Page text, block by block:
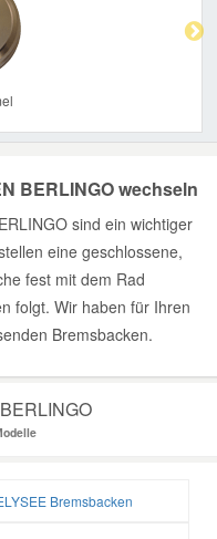
BERLINGO wechseln
sind ein wichtiger
eine geschlossene,
fest mit dem Rad
folgt. Wir haben für Ihren
Bremsbacken.
Bremsbacken